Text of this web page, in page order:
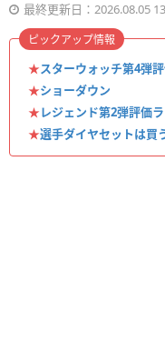
最終更新日：2026.08.05
★スターウォッチ第4弾
★ショーダウン
★レジェンド第2弾評価
★選手ダイヤセットは買
ピックアップ情報